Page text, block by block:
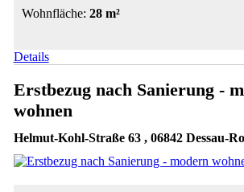
Wohnfläche: 28 m²
Details
Erstbezug nach Sanierung -
wohnen
Helmut-Kohl-Straße 63 , 06842 Dessau-